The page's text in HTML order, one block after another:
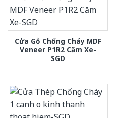
Cửa Gỗ Chống Cháy MDF
Veneer P1R2 Căm Xe-
SGD